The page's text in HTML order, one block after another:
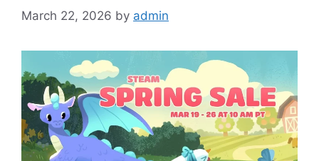
March 22, 2026 by admin